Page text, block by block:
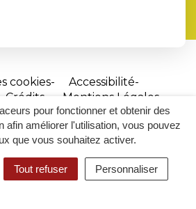
pour fonctionner et obtenir des
afin améliorer l'utilisation, vous pouvez
que vous souhaitez activer.
Tout refuser Personnaliser
RECHERCHER
ACCESSIBILITÉ
cookies
Accessibilité
Crédits
Mentions Légales
Site
réalisé
par
Inovagora